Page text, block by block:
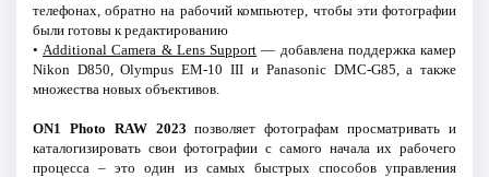
телефонах, обратно на рабочий компьютер, чтобы эти фотографии
были готовы к редактированию
• Additional Camera & Lens Support — добавлена поддержка камер
Nikon D850, Olympus EM-10 III и Panasonic DMC-G85, а также
множества новых объективов.
ON1 Photo RAW 2023 позволяет фотографам просматривать и
каталогизировать свои фотографии с самого начала их рабочего
процесса – это один из самых быстрых способов управления